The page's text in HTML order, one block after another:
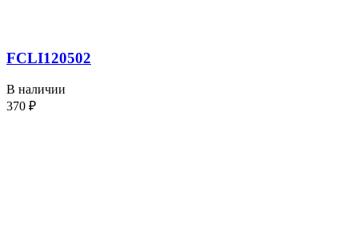
FCLI120502
В наличии
370 ₽